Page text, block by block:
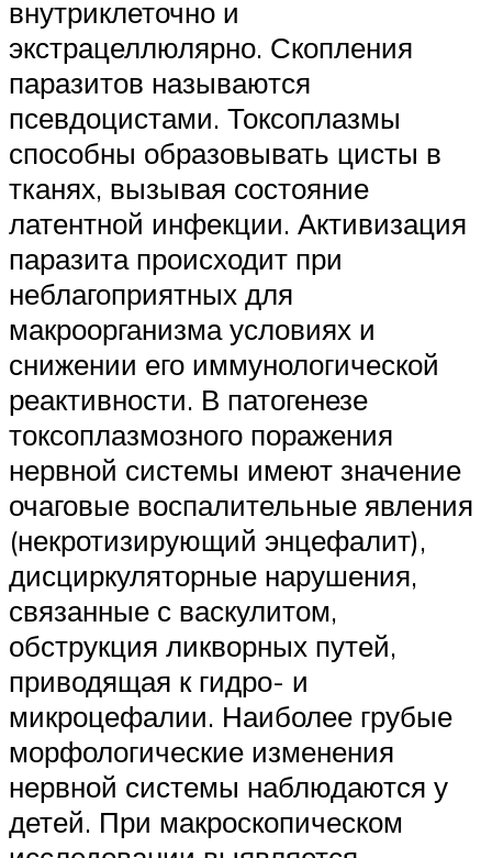
внутриклеточно и
экстрацеллюлярно. Скопления
паразитов называются
псевдоцистами. Токсоплазмы
способны образовывать цисты в
тканях, вызывая состояние
латентной инфекции. Активизация
паразита происходит при
неблагоприятных для
макроорганизма условиях и
снижении его иммунологической
реактивности. В патогенезе
токсоплазмозного поражения
нервной системы имеют значение
очаговые воспалительные явления
(некротизирующий энцефалит),
дисциркуляторные нарушения,
связанные с васкулитом,
обструкция ликворных путей,
приводящая к гидро- и
микроцефалии. Наиболее грубые
морфологические изменения
нервной системы наблюдаются у
детей. При макроскопическом